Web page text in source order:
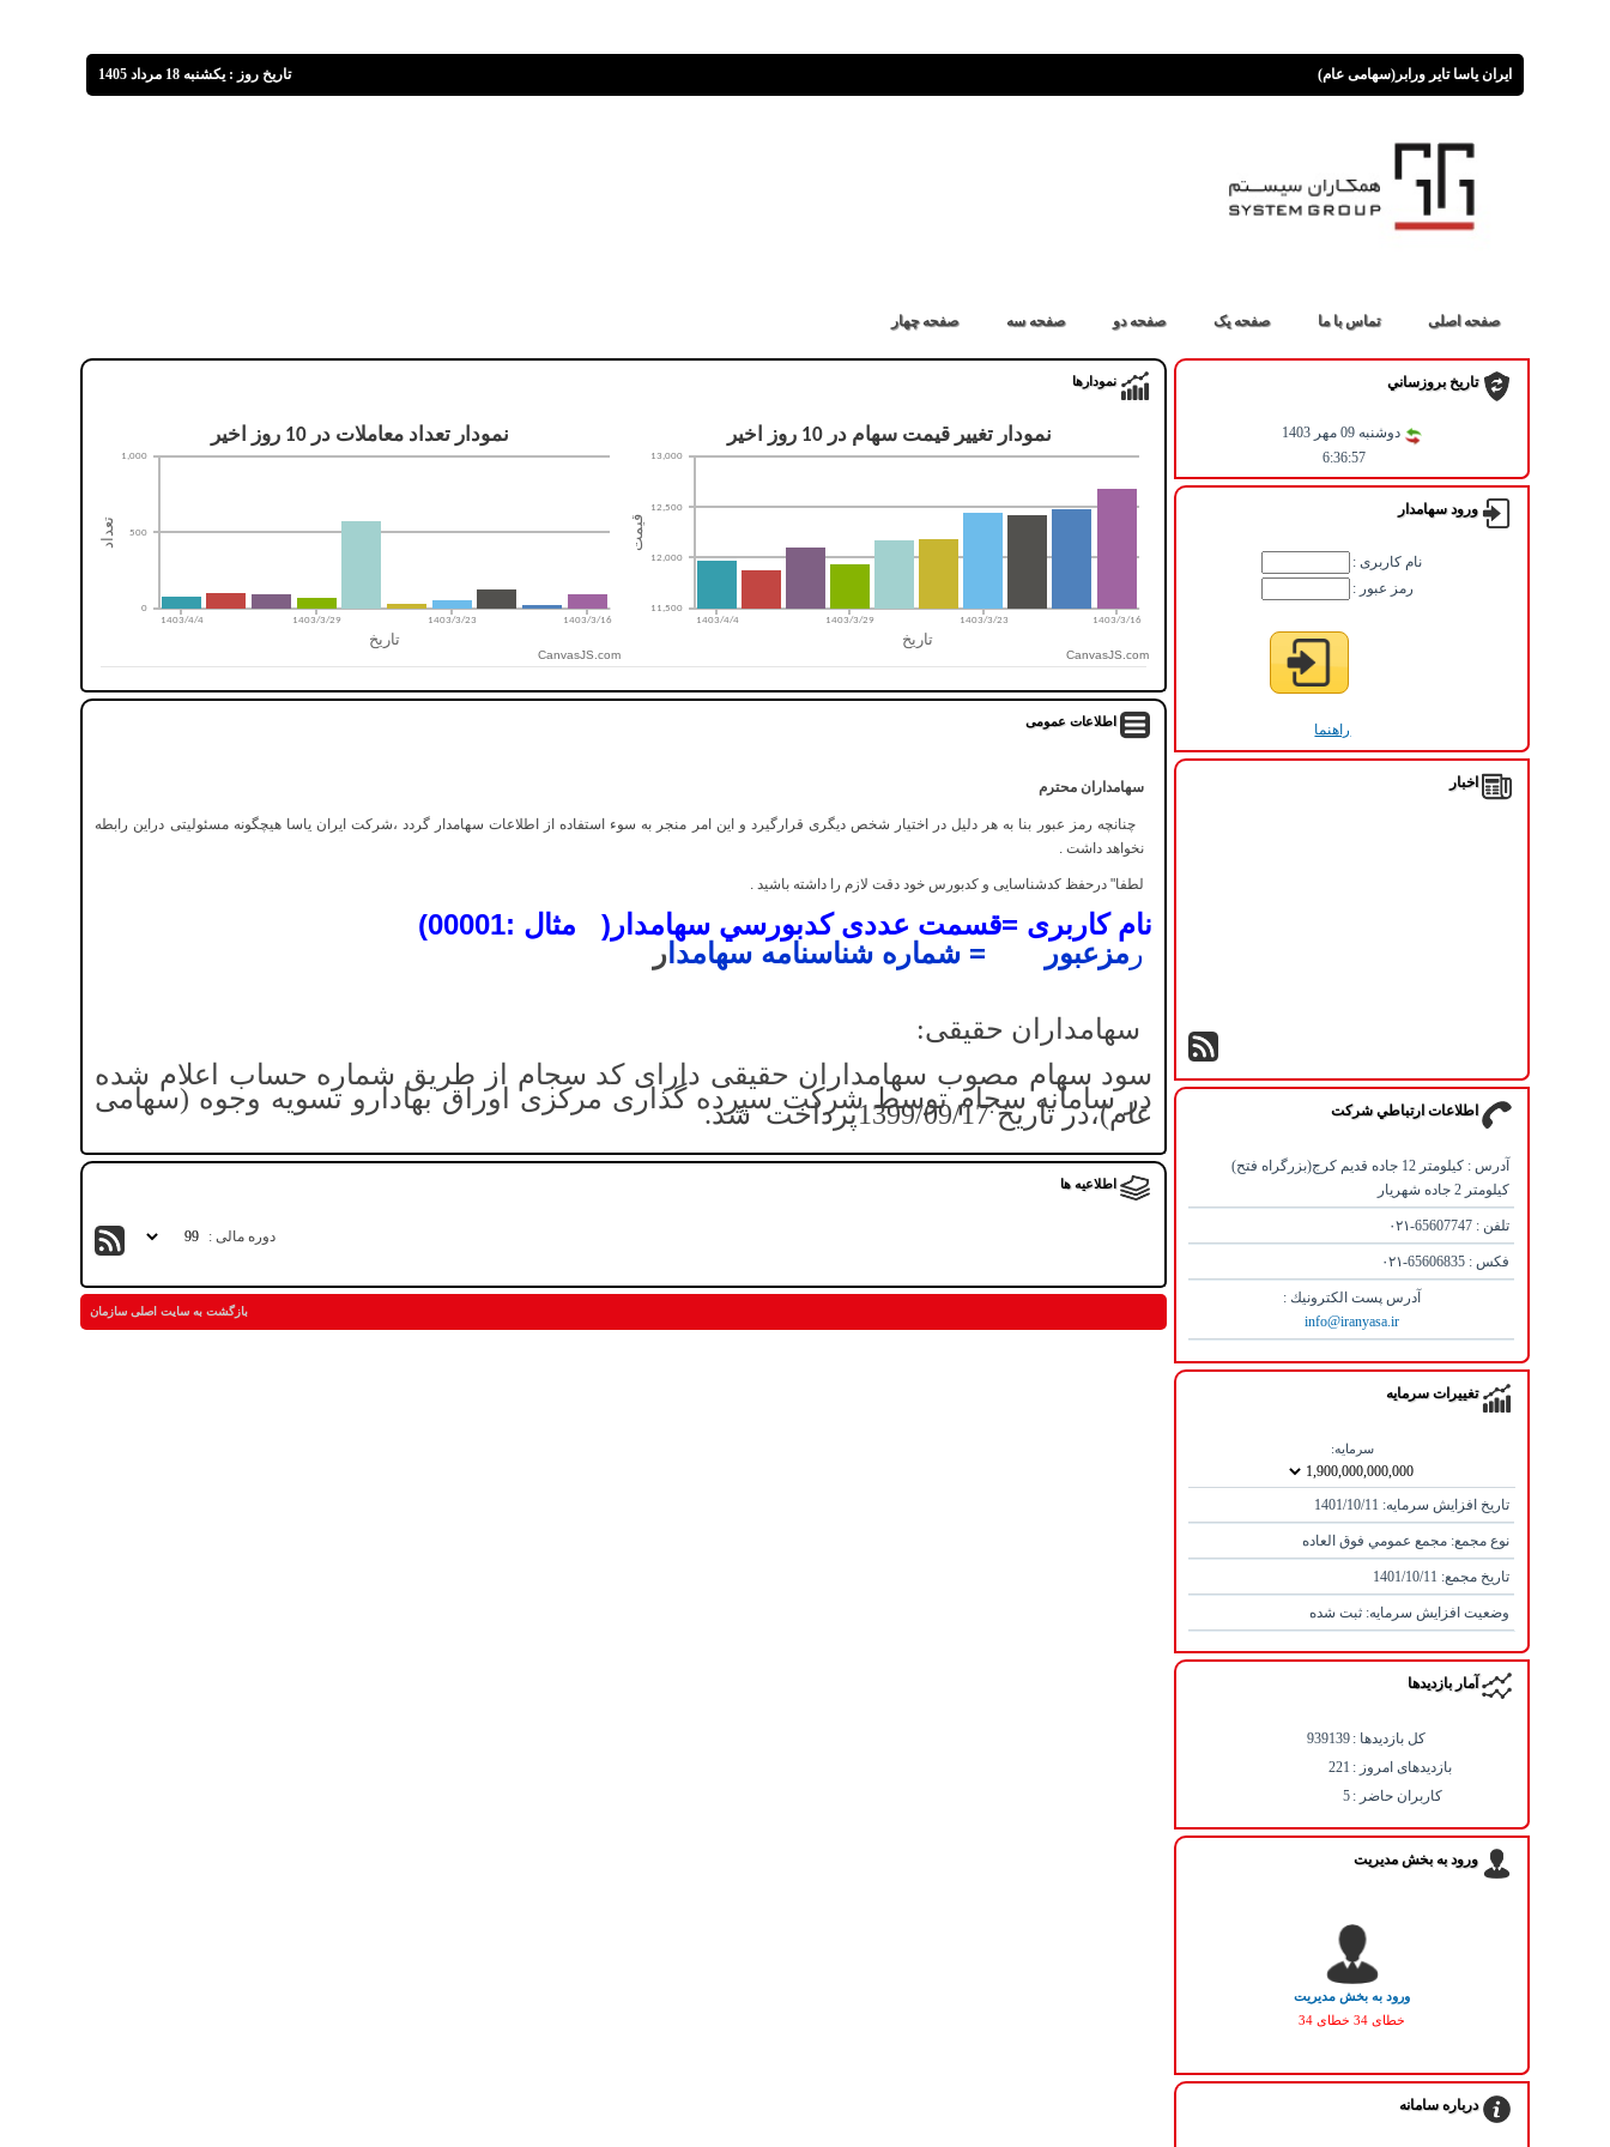
تاريخ روز : یکشنبه 18 مرداد 1405 ایران یاسا تایر ورابر(سهامی عام)
صفحه اصلی تماس با ما صفحه یک صفحه دو صفحه سه صفحه چهار
نمودارها
CanvasJS.com CanvasJS.com
اطلاعات عمومی
سهامداران محترم
چنانچه رمز عبور بنا به هر دلیل در اختیار شخص دیگری قرارگیرد و این امر منجر به سوء استفاده از اطلاعات سهامدار گردد ،شرکت ایران یاسا هیچگونه مسئولیتی دراین رابطه
نخواهد داشت .
لطفا" درحفظ کدشناسایی و کدبورس خود دقت لازم را داشته باشید .
نام کاربری =قسمت عددی كدبورسي سهامدار( مثال :00001)
ر مزعبور = شماره شناسنامه سهامدا ر
سهامداران حقیقی:
سود سهام مصوب سهامداران حقیقی دارای کد سجام از طریق شماره حساب اعلام شده
در سامانه سجام توسط شرکت سپرده گذاری مرکزی اوراق بهادارو تسویه وجوه (سهامی
عام)،در تاریخ 1399/09/17پرداخت شد.
اطلاعیه ها
: دوره مالی
بازگشت به سایت اصلی سازمان
تاريخ بروزساني
دوشنبه 09 مهر 1403
6:36:57
: نام کاربری
: رمز عبور
راهنما
آدرس : کیلومتر 12 جاده قدیم کرج(بزرگراه فتح)
کیلومتر 2 جاده شهریار
تلفن : 65607747-۰۲۱
فكس : 65606835-۰۲۱
آدرس پست الكترونيك :
info@iranyasa.ir
تغييرات سرمايه
سرمايه:
تاريخ افزايش سرمايه: 1401/10/11
نوع مجمع: مجمع عمومي فوق العاده
تاريخ مجمع: 1401/10/11
وضعيت افزايش سرمايه: ثبت شده
آمار بازديدها
كل بازديدها : 939139
بازدیدهای امروز : 221
کاربران حاضر : 5
ورود به بخش مدیریت
خطای 34 خطای 34
درباره سامانه